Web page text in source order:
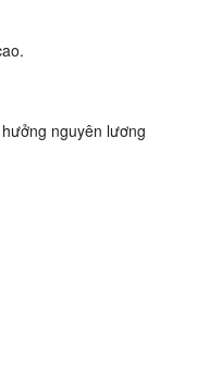
nguyên lương